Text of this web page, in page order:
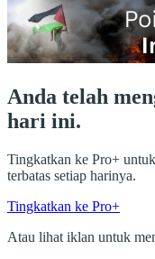
Anda telah
hari ini.
Tingkatkan ke Pro+
terbatas setiap harinya.
Tingkatkan ke Pro+
Atau lihat iklan untuk